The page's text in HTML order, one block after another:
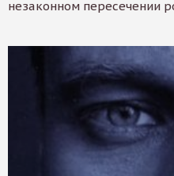
незаконном пересечении